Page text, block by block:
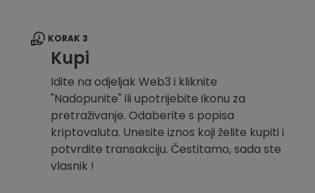
KORAK 3
Kupi
Idite na odjeljak Web3 i kliknite
"Nadopunite" ili upotrijebite ikonu za
pretraživanje. Odaberite s popisa
kriptovaluta. Unesite iznos koji želite kupiti i
potvrdite transakciju. Čestitamo, sada ste
vlasnik !